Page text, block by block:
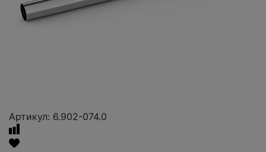
Артикул: 6.902-074.0